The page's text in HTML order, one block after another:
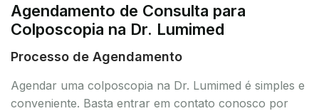
Agendamento de Consulta para
Colposcopia na Dr. Lumimed
Processo de Agendamento
Agendar uma colposcopia na Dr. Lumimed é simples e
conveniente. Basta entrar em contato conosco por